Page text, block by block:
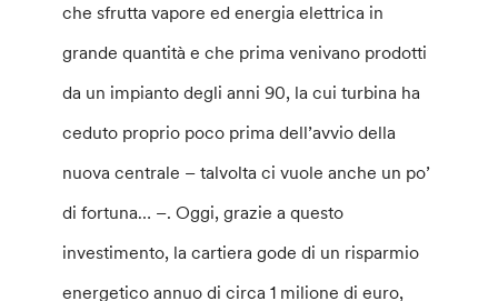
che sfrutta vapore ed energia elettrica in
grande quantità e che prima venivano prodotti
da un impianto degli anni 90, la cui turbina ha
ceduto proprio poco prima dell’avvio della
nuova centrale – talvolta ci vuole anche un po’
di fortuna… –. Oggi, grazie a questo
investimento, la cartiera gode di un risparmio
energetico annuo di circa 1 milione di euro,